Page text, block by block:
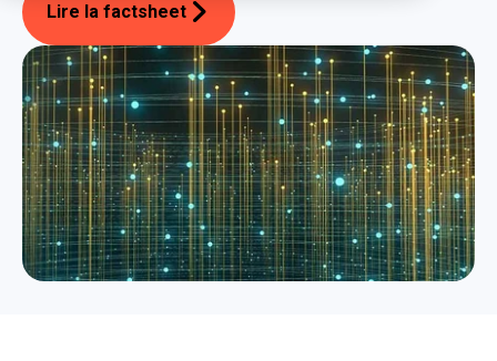
Lire la factsheet